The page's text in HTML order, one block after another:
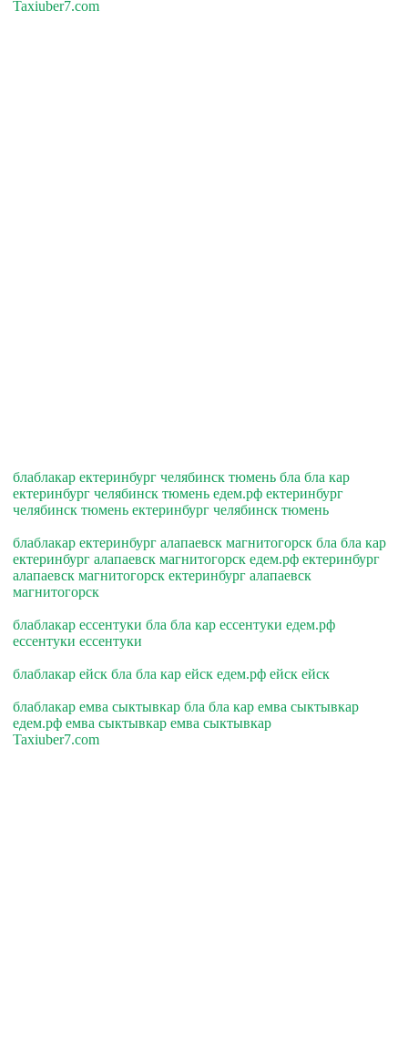
Taxiuber7.com
блаблакар ектеринбург челябинск тюмень бла бла кар
ектеринбург челябинск тюмень едем.рф ектеринбург
челябинск тюмень ектеринбург челябинск тюмень
блаблакар ектеринбург алапаевск магнитогорск бла бла кар
ектеринбург алапаевск магнитогорск едем.рф ектеринбург
алапаевск магнитогорск ектеринбург алапаевск
магнитогорск
блаблакар ессентуки бла бла кар ессентуки едем.рф
ессентуки ессентуки
блаблакар ейск бла бла кар ейск едем.рф ейск ейск
блаблакар емва сыктывкар бла бла кар емва сыктывкар
едем.рф емва сыктывкар емва сыктывкар
Taxiuber7.com